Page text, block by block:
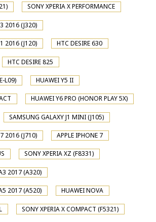
SONY XPERIA X PERFORMANCE
2016 (J320)
2016 (J120) HTC DESIRE 630
HTC DESIRE 825
L09) HUAWEI Y5 II
HUAWEI Y6 PRO (HONOR PLAY 5X)
SAMSUNG GALAXY J1 MINI (J105)
2016 (J710) APPLE IPHONE 7
SONY XPERIA XZ (F8331)
2017 (A320)
2017 (A520) HUAWEI NOVA
SONY XPERIA X COMPACT (F5321)